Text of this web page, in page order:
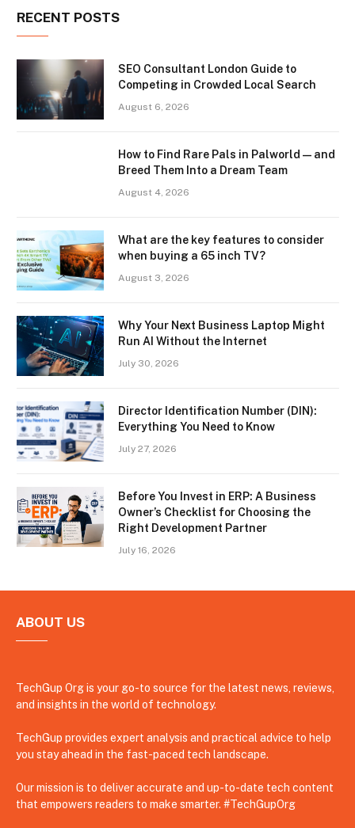
RECENT POSTS
SEO Consultant London Guide to
Competing in Crowded Local Search
August 6, 2026
How to Find Rare Pals in Palworld — and
Breed Them Into a Dream Team
August 4, 2026
What are the key features to consider
when buying a 65 inch TV?
August 3, 2026
Why Your Next Business Laptop Might
Run AI Without the Internet
July 30, 2026
Director Identification Number (DIN):
Everything You Need to Know
July 27, 2026
Before You Invest in ERP: A Business
Owner’s Checklist for Choosing the
Right Development Partner
July 16, 2026
ABOUT US
TechGup Org is your go-to source for the latest news, reviews,
and insights in the world of technology.
TechGup provides expert analysis and practical advice to help
you stay ahead in the fast-paced tech landscape.
Our mission is to deliver accurate and up-to-date tech content
that empowers readers to make smarter. #TechGupOrg